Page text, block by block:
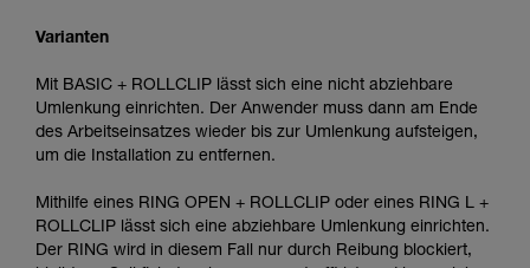
Varianten
Mit BASIC + ROLLCLIP lässt sich eine nicht abziehbare
Umlenkung einrichten. Der Anwender muss dann am Ende
des Arbeitseinsatzes wieder bis zur Umlenkung aufsteigen,
um die Installation zu entfernen.
Mithilfe eines RING OPEN + ROLLCLIP oder eines RING L +
ROLLCLIP lässt sich eine abziehbare Umlenkung einrichten.
Der RING wird in diesem Fall nur durch Reibung blockiert,